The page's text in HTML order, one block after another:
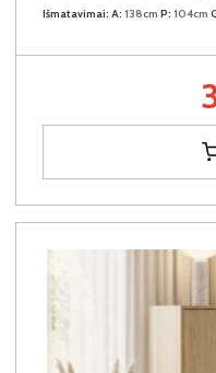
Išmatavimai: A: 138cm P: 104cm